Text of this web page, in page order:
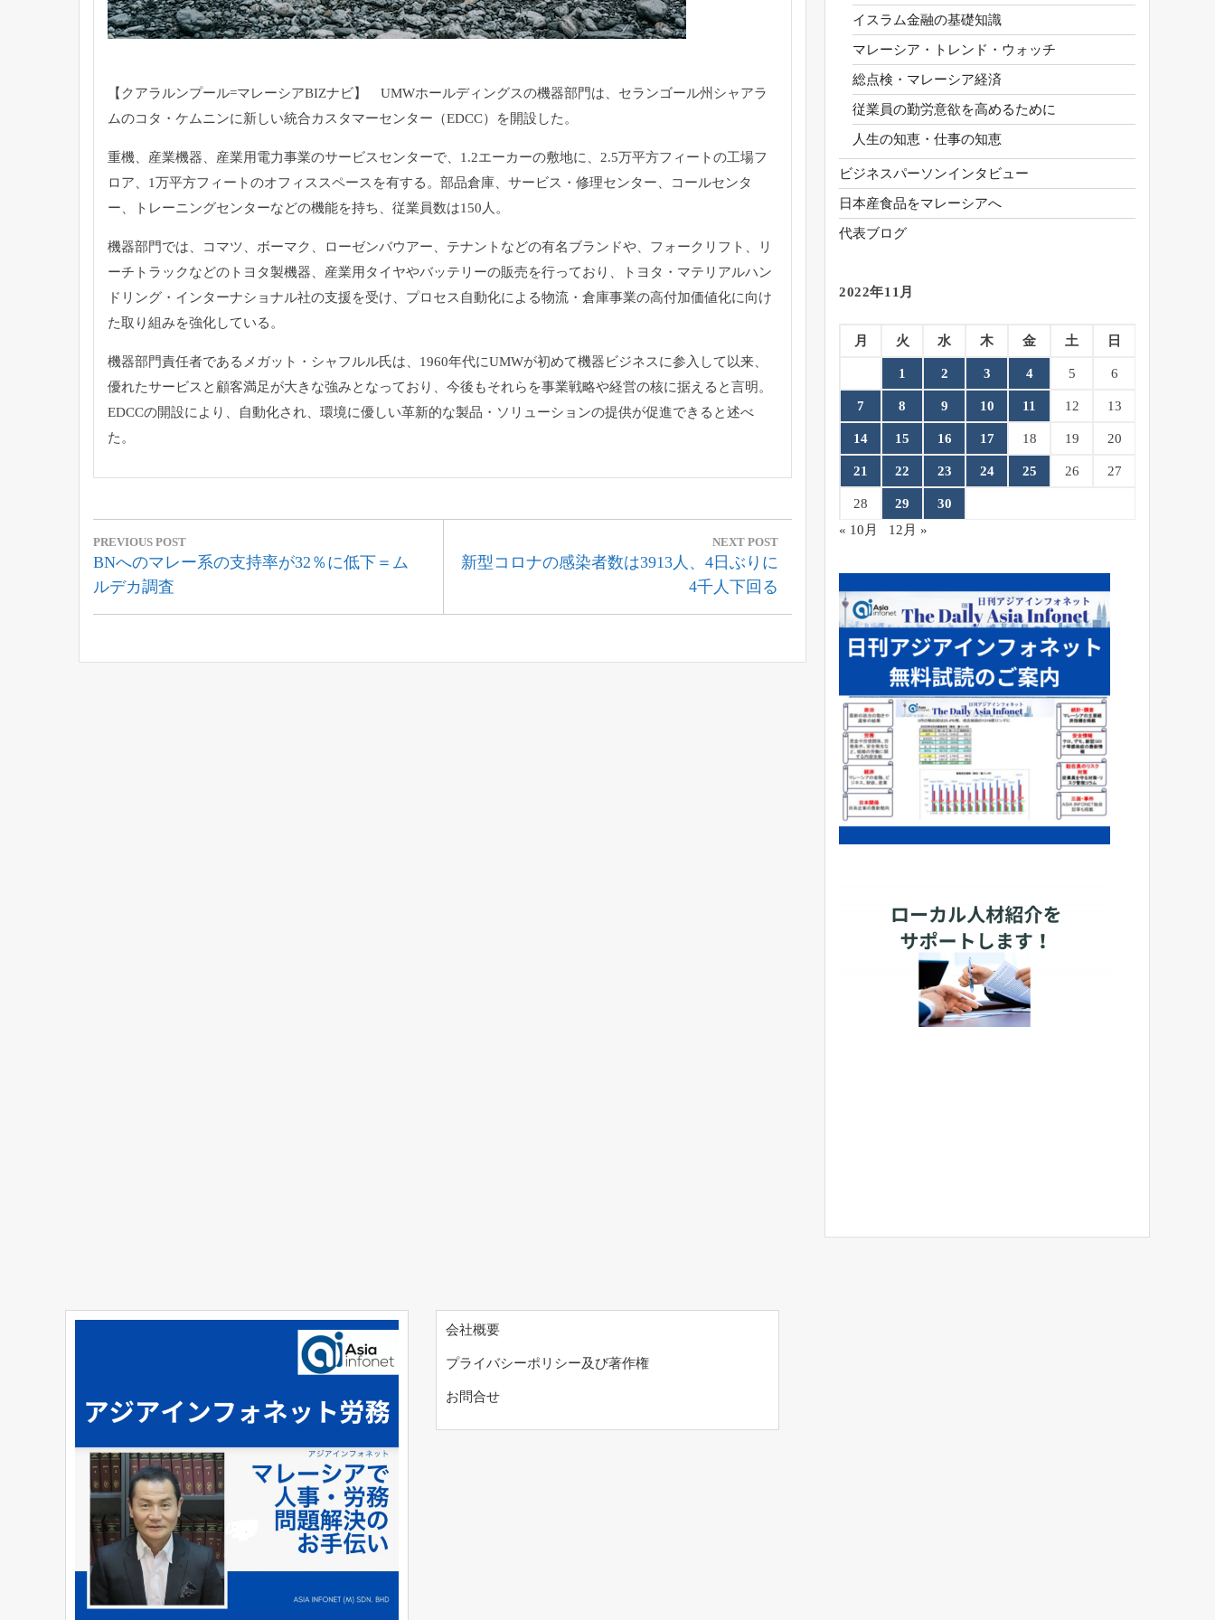
【クアラルンプール=マレーシアBIZナビ】 UMWホールディングスの機器部門は、 セランゴール州シャアラ
ムのコタ・ ケムニンに新しい統合カスタマーセンター（EDCC） を開設した。
重機、産業機器、産業用電力事業のサービスセンターで、1.2エーカーの敷地に、2.5万平方フィートの工場フ
ロア、 1万平方フィートのオフィススペースを有する。部品倉庫、 サービス・修理センター、コールセンタ
ー、
トレーニングセンターなどの機能を持ち、従業員数は150人。
機器部門では、コマツ、ボーマク、ローゼンバウアー、 テナントなどの有名ブランドや、フォークリフト、
リ
ーチトラックなどのトヨタ製機器、 産業用タイヤやバッテリーの販売を行っており、トヨタ・ マテリアルハン
ドリング・インターナショナル社の支援を受け、 プロセス自動化による物流・ 倉庫事業の高付加価値化に向け
た取り組みを強化している。
機器部門責任者であるメガット・シャフルル氏は、 1960年代にUMWが初めて機器ビジネスに参入して以来、
優れたサービスと顧客満足が大きな強みとなっており、 今後もそれらを事業戦略や経営の核に据えると言明。
EDCCの開設により、自動化され、環境に優しい革新的な製品・ ソリューションの提供が促進できると述べ
た。
投
稿
ナ
ビ
PREVIOUS POST
Previous
Post:
BNへのマレー系の支持率が32％に低下＝ム
ルデカ調査
NEXT POST
Next
新型コロナの感染者数は3913人、4日ぶりに
4千人下回る
イスラム金融の基礎知識
マレーシア・トレンド・ウォッチ
総点検・マレーシア経済
従業員の勤労意欲を高めるために
人生の知恵・仕事の知恵
ビジネスパーソンインタビュー
日本産食品をマレーシアへ
代表ブログ
2022年11月
月 火 水 木 金 土 日
1 2 3 4 5 6
7 8 9 10 11 12 13
14 15 16 17 18 19 20
21 22 23 24 25 26 27
28 29
30
« 10月
12月 »
会社概要
プライバシーポリシー及び著作権
お問合せ